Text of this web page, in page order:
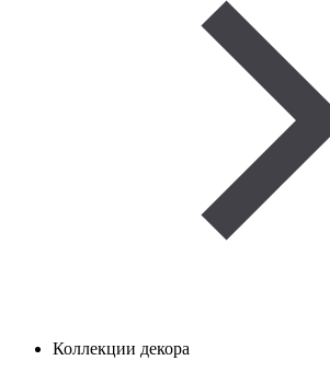
Коллекции декора